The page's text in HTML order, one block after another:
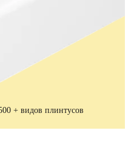
+ видов плинтусов